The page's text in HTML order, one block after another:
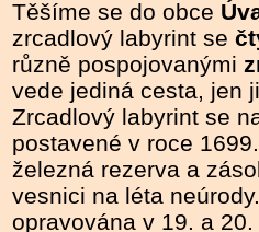
Těšíme se do obce
zrcadlový labyrint se
různě pospojovanými
vede jediná cesta, jen
Zrcadlový labyrint se
postavené v roce
železná rezerva a
vesnici na léta
opravována v 19. a 20.